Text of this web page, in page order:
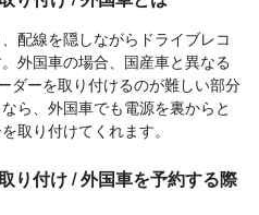
配線を隠しながらドライブレコ
外国車の場合、国産車と異なる
ダーを取り付けるのが難しい部分
ら、外国車でも電源を裏からと
取り付けてくれます。
り付け / 外国車を予約する際